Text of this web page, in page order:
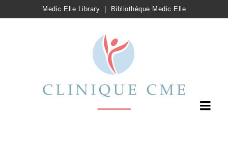
Medic Elle Library Bibliothèque Medic Elle